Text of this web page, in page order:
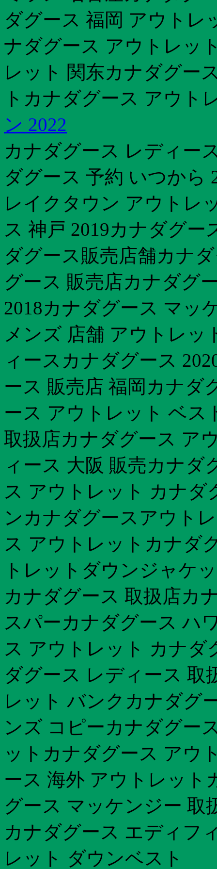
ダグース 福岡 アウトレ
ナダグース アウトレッ
レット 関东カナダグー
トカナダグース アウト
ン 2022
カナダグース レディー
ダグース 予約 いつから
レイクタウン アウトレ
ス 神戸 2019カナダグ
ダグース販売店舗カナ
グース 販売店カナダグ
2018カナダグース マッ
メンズ 店舗 アウトレ
ィースカナダグース
ース 販売店 福岡カナダ
ース アウトレット ベス
取扱店カナダグース ア
ィース 大阪 販売カナダ
ス アウトレット カナダ
ンカナダグースアウト
ス アウトレットカナダ
トレットダウンジャケ
カナダグース 取扱店カ
スパーカナダグース ハ
ス アウトレット カナダ
ダグース レディース 取
レット バンクカナダグ
ンズ コピーカナダグー
ットカナダグース アウ
ース 海外 アウトレット
グース マッケンジー 取
カナダグース エディフ
レット ダウンベスト